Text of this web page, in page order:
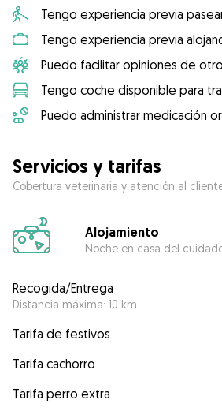
Tengo experiencia previa
Tengo experiencia previa
Puedo facilitar opiniones de
Tengo coche disponible para
Puedo administrar medicación
Servicios y tarifas
Cobertura veterinaria y atención al
Alojamiento
Noche en casa del
Recogida/Entrega
Distancia máxima: 10 km
Tarifa de festivos
Tarifa cachorro
Tarifa perro extra